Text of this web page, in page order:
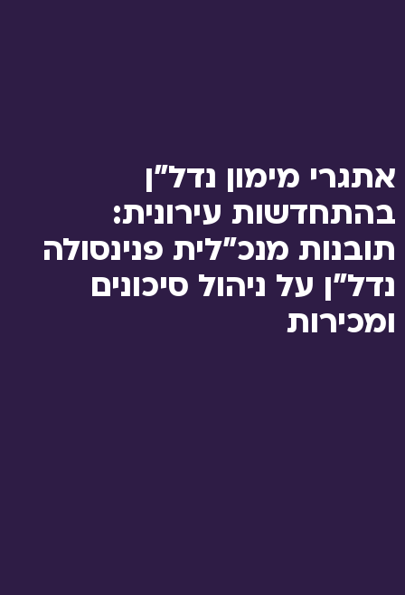
אתגרי מימון נדל"ן
בהתחדשות עירונית:
תובנות מנכ"לית פנינסולה
נדל"ן על ניהול סיכונים
ומכירות